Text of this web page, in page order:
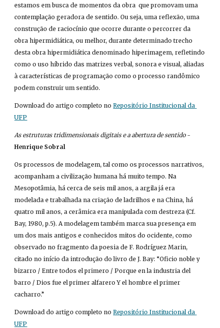
estamos em busca de momentos da obra  que promovam uma
contemplação geradora de sentido. Ou seja, uma reflexão, uma
construção de raciocínio que ocorre durante o percorrer da
obra hipermidiática, ou melhor, durante determinado trecho
desta obra hipermidiática denominado hiperimagem, refletindo
como o uso híbrido das matrizes verbal, sonora e visual, aliadas
à características de programação como o processo randômico
podem construir um sentido.
Download do artigo completo no Repositório Institucional da
UFP
As estruturas tridimensionais digitais e a abertura de sentido
Henrique Sobral
Os processos de modelagem, tal como os processos narrativos,
acompanham a civilização humana há muito tempo. Na
Mesopotâmia, há cerca de seis mil anos, a argila já era
modelada e trabalhada na criação de ladrilhos e na China, há
quatro mil anos, a cerâmica era manipulada com destreza (Cf.
Bay, 1980, p.5). A modelagem também marca sua presença em
um dos mais antigos e conhecidos mitos do ocidente, como
observado no fragmento da poesia de F. Rodríguez Marin,
citado no início da introdução do livro de J. Bay: “Oficio noble y
bizarro / Entre todos el primero / Porque en la industria del
barro / Dios fue el primer alfarero Y el hombre el primer
cacharro.”
Download do artigo completo no Repositório Institucional da
UFP